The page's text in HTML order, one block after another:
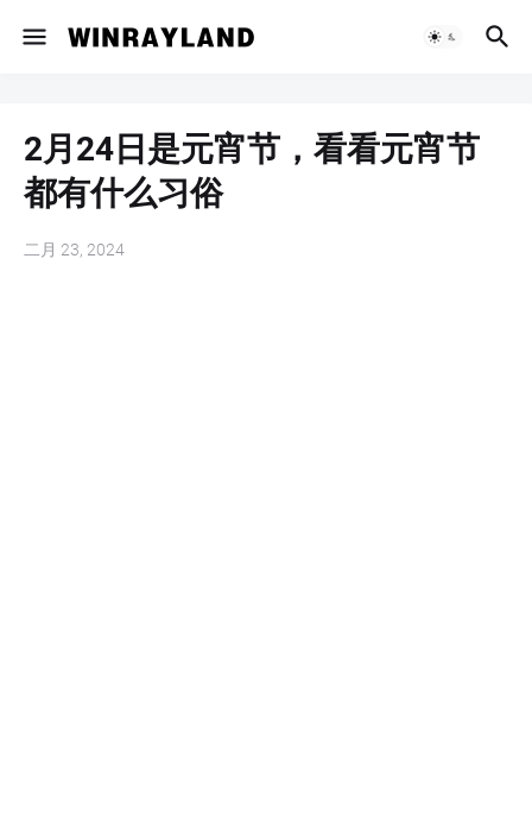
2月24日是元宵节，看看元宵节
都有什么习俗
二月 23, 2024